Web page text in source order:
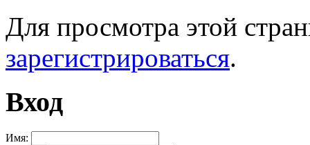
Для просмотра этой
зарегистрироваться.
Вход
Имя: